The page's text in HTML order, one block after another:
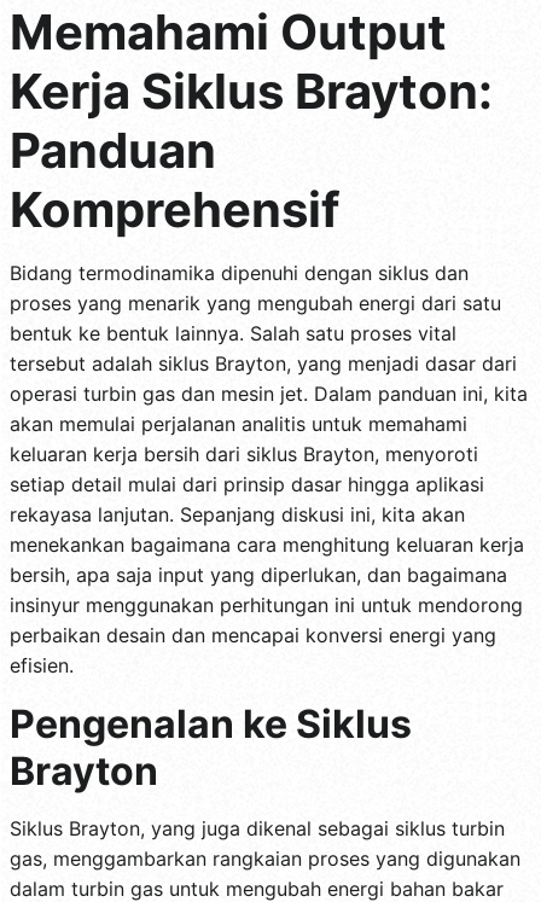
Memahami Output
Kerja Siklus Brayton:
Panduan
Komprehensif
Bidang termodinamika dipenuhi dengan siklus dan
proses yang menarik yang mengubah energi dari satu
bentuk ke bentuk lainnya. Salah satu proses vital
tersebut adalah siklus Brayton, yang menjadi dasar dari
operasi turbin gas dan mesin jet. Dalam panduan ini, kita
akan memulai perjalanan analitis untuk memahami
keluaran kerja bersih dari siklus Brayton, menyoroti
setiap detail mulai dari prinsip dasar hingga aplikasi
rekayasa lanjutan. Sepanjang diskusi ini, kita akan
menekankan bagaimana cara menghitung keluaran kerja
bersih, apa saja input yang diperlukan, dan bagaimana
insinyur menggunakan perhitungan ini untuk mendorong
perbaikan desain dan mencapai konversi energi yang
efisien.
Pengenalan ke Siklus
Brayton
Siklus Brayton, yang juga dikenal sebagai siklus turbin
gas, menggambarkan rangkaian proses yang digunakan
dalam turbin gas untuk mengubah energi bahan bakar